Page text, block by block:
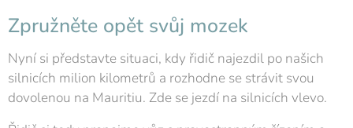
Zpružněte opět svůj mozek
Nyní si představte situaci, kdy řidič najezdil po našich
silnicích milion kilometrů a rozhodne se strávit svou
dovolenou na Mauritiu. Zde se jezdí na silnicích vlevo.